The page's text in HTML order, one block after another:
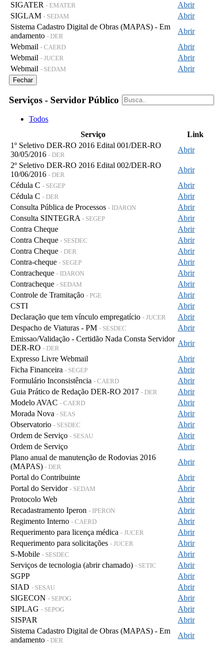
SIGATER - EMATER
Abrir
SIGLAM - SEDAM
Abrir
Sistema Cadastro Digital de Obras (MAPAS) - Em
andamento - DER
Abrir
Webmail - CAERD
Abrir
Webmail - JUCER
Abrir
Webmail - SEDAM Abrir
Fechar
Serviços - Servidor Público
Todos
Serviço
Link
1º Seletivo DER-RO 2016 Edital 001/DER-RO
30/05/2016 - DER
Abrir
2º Seletivo DER-RO 2016 Edital 002/DER-RO
10/06/2016 - DER
Abrir
Cédula C - SEGEP
Abrir
Cédula C - DER
Abrir
Consulta Pública de Processos - IDARON
Abrir
Consulta SINTEGRA - SEGEP
Abrir
Contra Cheque
Abrir
Contra Cheque - SESDEC
Abrir
Contra Cheque - DER
Abrir
Contra-cheque - SEGEP
Abrir
Contracheque - IDARON
Abrir
Contracheque - SEDAM
Abrir
Controle de Tramitação - PGE
Abrir
CSTI
Abrir
Declaração que tem vínculo empregatício - JUCER
Abrir
Despacho de Viaturas - PM - SESDEC
Abrir
Emissao/Validação - Certidão Nada Consta Servidor
DER-RO - DER
Abrir
Expresso Livre Webmail
Abrir
Ficha Financeira - SEGEP
Abrir
Formulário Inconsistência - CAERD
Abrir
Guia Prático de Redação DER-RO 2017 - DER
Abrir
Modelo AVAC - CAERD
Abrir
Morada Nova - SEAS
Abrir
Observatorio - SESDEC
Abrir
Ordem de Serviço - SESAU
Abrir
Ordem de Serviço
Abrir
Plano anual de manutenção de Rodovias 2016
(MAPAS) - DER
Abrir
Portal do Contribuinte
Abrir
Portal do Servidor - SEDAM
Abrir
Protocolo Web
Abrir
Recadastramento Iperon - IPERON
Abrir
Regimento Interno - CAERD
Abrir
Requerimento para licença médica - JUCER
Abrir
Requerimento para solicitações - JUCER
Abrir
S-Mobile - SESDEC
Abrir
Serviços de tecnologia (abrir chamado) - SETIC
Abrir
SGPP
Abrir
SIAD - SESAU
Abrir
SIGECON - SEPOG
Abrir
SIPLAG - SEPOG
Abrir
SISPAR
Abrir
Sistema Cadastro Digital de Obras (MAPAS) - Em
andamento - DER
Abrir